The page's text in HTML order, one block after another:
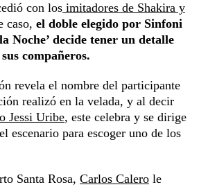
con los imitadores de Shakira y
caso, el doble elegido por Sinfoni
Noche’ decide tener un detalle
compañeros.
revela el nombre del participante
realizó en la velada, y al decir
Jessi Uribe, este celebra y se dirige
escenario para escoger uno de los
Santa Rosa, Carlos Calero le